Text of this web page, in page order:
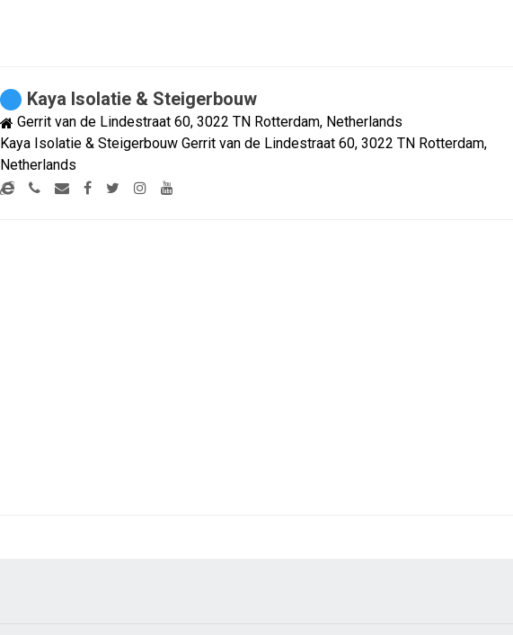
Kaya Isolatie & Steigerbouw
Gerrit van de Lindestraat 60, 3022 TN Rotterdam, Netherlands
Kaya Isolatie & Steigerbouw Gerrit van de Lindestraat 60, 3022 TN Rotterdam,
Netherlands